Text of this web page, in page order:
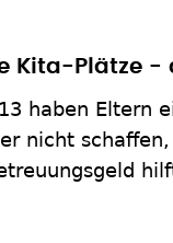
Kita-Plätze -
haben Eltern
nicht